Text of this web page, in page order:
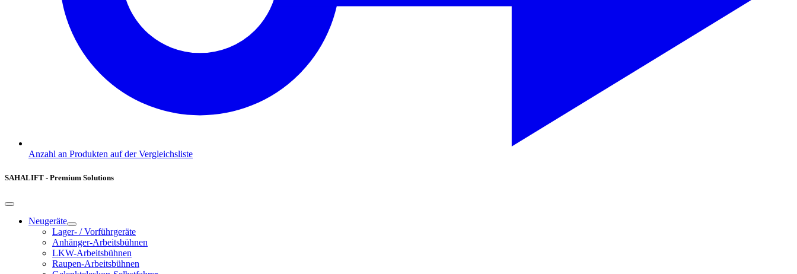
Anzahl an Produkten auf der Vergleichsliste
SAHALIFT - Premium Solutions
Neugeräte
Lager- / Vorführgeräte
Anhänger-Arbeitsbühnen
LKW-Arbeitsbühnen
Raupen-Arbeitsbühnen